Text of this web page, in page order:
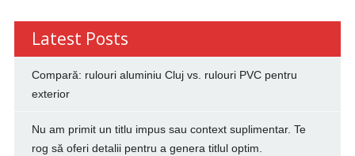
Latest Posts
Compară: rulouri aluminiu Cluj vs. rulouri PVC pentru
exterior
Nu am primit un titlu impus sau context suplimentar. Te
rog să oferi detalii pentru a genera titlul optim.